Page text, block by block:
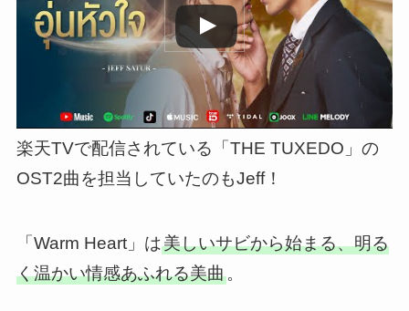
楽天TVで配信されている「THE TUXEDO」の
OST2曲を担当していたのもJeff！
「Warm Heart」は美しいサビから始まる、明る
く温かい情感あふれる美曲。